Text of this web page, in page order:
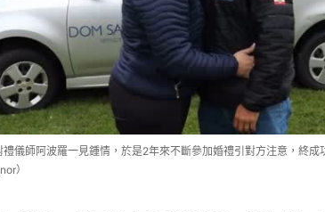
儀師阿波羅一見鍾情，於是2年來不斷參加婚禮引對方注意，終成
）